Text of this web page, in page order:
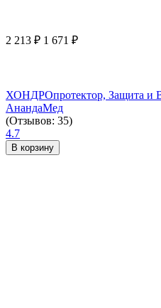
2 213 ₽ 1 671 ₽
ХОНДРОпротектор, Защита и
АнандаМед
(Отзывов: 35)
4.7
В корзину